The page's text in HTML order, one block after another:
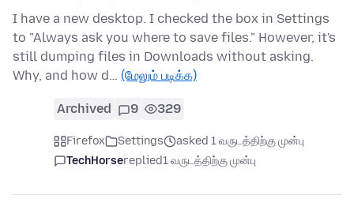
I have a new desktop. I checked the box in Settings
to "Always ask you where to save files." However, it's
still dumping files in Downloads without asking.
Why, and how d… (மேலும் படிக்க)
Archived 9 329
Firefox Settings
asked 1 வருடத்திற்கு முன்பு
TechHorsereplied1 வருடத்திற்கு முன்பு